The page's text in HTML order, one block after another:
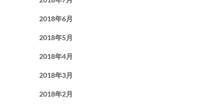
2018年6月
2018年5月
2018年4月
2018年3月
2018年2月